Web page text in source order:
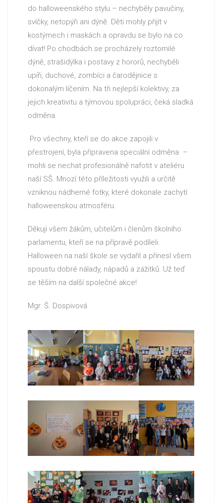
do halloweenského stylu – nechyběly pavučiny,
svíčky, netopýři ani dýně. Děti mohly přijít v
kostýmech i maskách a opravdu se bylo na co
dívat! Po chodbách se procházely roztomilé
dýně, strašidýlka i postavy z hororů, nechyběli
upíři, duchové, zombíci a čarodějnice s
dokonalým líčením. Na tři nejlepší kolektivy, za
jejich kreativitu a týmovou spolupráci, čeká sladká
odměna.
Pro všechny, kteří se do akce zapojili v
přestrojení, byla připravena speciální odměna –
mohli se nechat profesionálně nafotit v ateliéru
naší SŠ. Mnozí této příležitosti využili a určitě
vzniknou nádherné fotky, které dokonale zachytí
halloweenskou atmosféru.
Děkuji všem žákům, učitelům i členům školního
parlamentu, kteří se na přípravě podíleli.
Halloween na naší škole se vydařil a přinesl všem
spoustu dobré nálady, nápadů a zážitků. Už teď
se těším na další společné akce!
Mgr. Š. Dospivová